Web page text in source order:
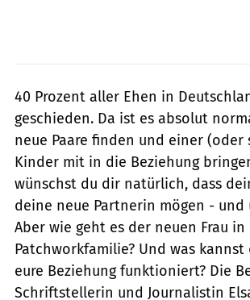
40 Prozent aller Ehen in
geschieden. Da ist es absolut
neue Paare finden und einer (oder
Kinder mit in die Beziehung
wünschst du dir natürlich, dass
deine neue Partnerin mögen - und
Aber wie geht es der neuen Frau in
Patchworkfamilie? Und was
eure Beziehung funktioniert? Die
Schriftstellerin und Journalistin